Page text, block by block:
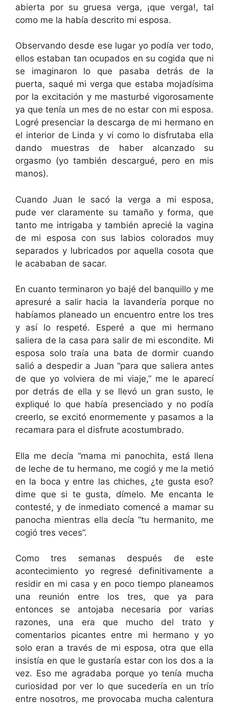
abierta por su gruesa verga, ¡que verga!, tal
como me la había descrito mi esposa.
Observando desde ese lugar yo podía ver todo,
ellos estaban tan ocupados en su cogida que ni
se imaginaron lo que pasaba detrás de la
puerta, saqué mi verga que estaba mojadísima
por la excitación y me masturbé vigorosamente
ya que tenía un mes de no estar con mi esposa.
Logré presenciar la descarga de mi hermano en
el interior de Linda y vi como lo disfrutaba ella
dando muestras de haber alcanzado su
orgasmo (yo también descargué, pero en mis
manos).
Cuando Juan le sacó la verga a mi esposa,
pude ver claramente su tamaño y forma, que
tanto me intrigaba y también aprecié la vagina
de mi esposa con sus labios colorados muy
separados y lubricados por aquella cosota que
le acababan de sacar.
En cuanto terminaron yo bajé del banquillo y me
apresuré a salir hacia la lavandería porque no
habíamos planeado un encuentro entre los tres
y así lo respeté. Esperé a que mi hermano
saliera de la casa para salir de mi escondite. Mi
esposa solo traía una bata de dormir cuando
salió a despedir a Juan “para que saliera antes
de que yo volviera de mi viaje,” me le aparecí
por detrás de ella y se llevó un gran susto, le
expliqué lo que había presenciado y no podía
creerlo, se excitó enormemente y pasamos a la
recamara para el disfrute acostumbrado.
Ella me decía “mama mi panochita, está llena
de leche de tu hermano, me cogió y me la metió
en la boca y entre las chiches, ¿te gusta eso?
dime que si te gusta, dímelo. Me encanta le
contesté, y de inmediato comencé a mamar su
panocha mientras ella decía “tu hermanito, me
cogió tres veces”.
Como tres semanas después de este
acontecimiento yo regresé definitivamente a
residir en mi casa y en poco tiempo planeamos
una reunión entre los tres, que ya para
entonces se antojaba necesaria por varias
razones, una era que mucho del trato y
comentarios picantes entre mi hermano y yo
solo eran a través de mi esposa, otra que ella
insistía en que le gustaría estar con los dos a la
vez. Eso me agradaba porque yo tenía mucha
curiosidad por ver lo que sucedería en un trío
entre nosotros, me provocaba mucha calentura